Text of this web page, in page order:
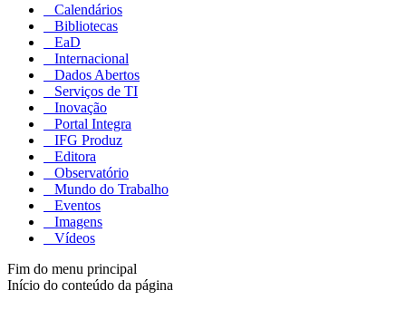
Calendários
Bibliotecas
EaD
Internacional
Dados Abertos
Serviços de TI
Inovação
Portal Integra
IFG Produz
Editora
Observatório
Mundo do Trabalho
Eventos
Imagens
Vídeos
Fim do menu principal
Início do conteúdo da página